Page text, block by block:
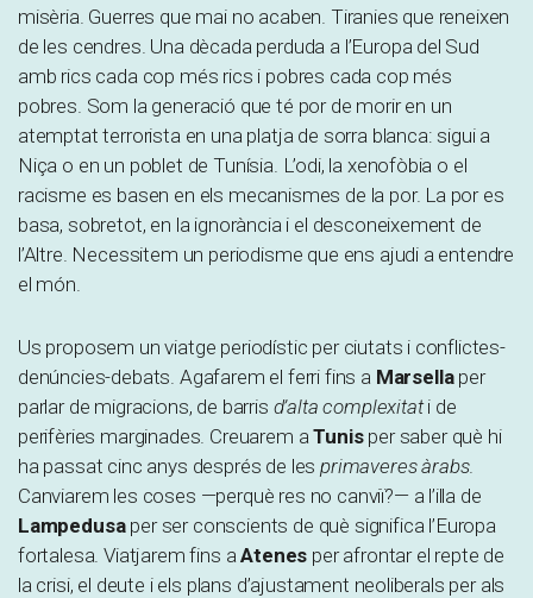
misèria. Guerres que mai no acaben. Tiranies que reneixen
de les cendres. Una dècada perduda a l’Europa del Sud
amb rics cada cop més rics i pobres cada cop més
pobres. Som la generació que té por de morir en un
atemptat terrorista en una platja de sorra blanca: sigui a
Niça o en un poblet de Tunísia. L’odi, la xenofòbia o el
racisme es basen en els mecanismes de la por. La por es
basa, sobretot, en la ignorància i el desconeixement de
l’Altre. Necessitem un periodisme que ens ajudi a entendre
el món.
Us proposem un viatge periodístic per ciutats i conflictes-
denúncies-debats. Agafarem el ferri fins a Marsellaper
parlar de migracions, de barris d’alta complexitati de
perifèries marginades. Creuarem aTunisper saber què hi
ha passat cinc anys després de lesprimaveres àrabs.
Canviarem les coses —perquè res no canviï?— a l’illa de
Lampedusaper ser conscients de què significa l’Europa
fortalesa. Viatjarem fins aAtenes per afrontar el repte de
la crisi, el deute i els plans d’ajustament neoliberals per als